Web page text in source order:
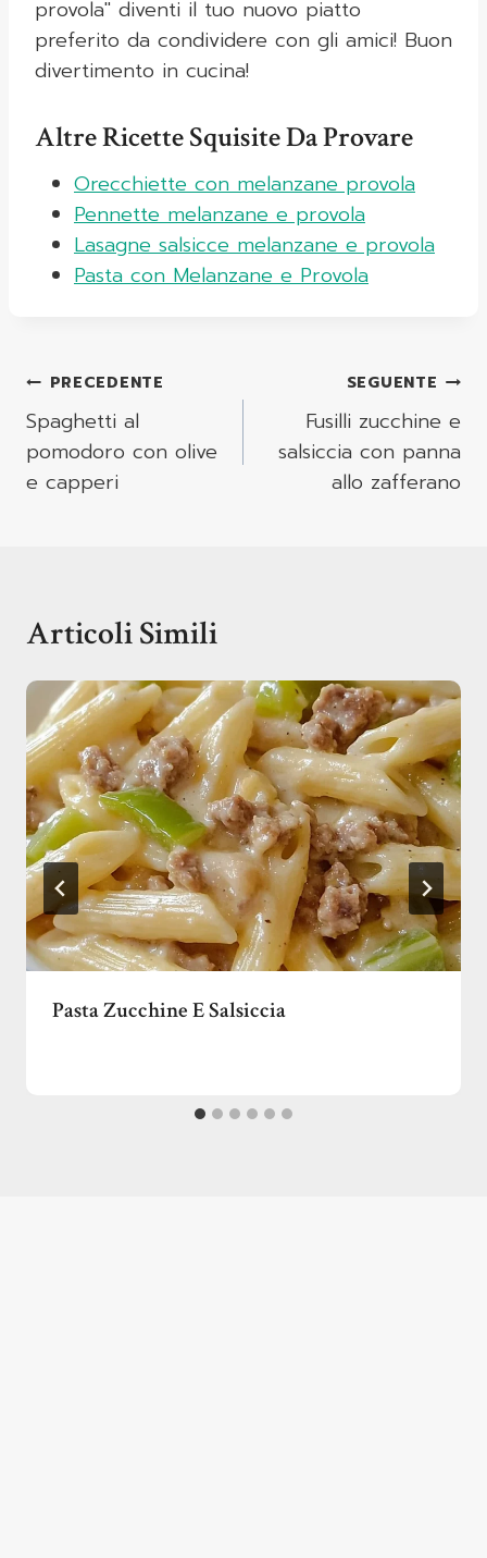
provola" diventi il tuo nuovo piatto
preferito da condividere con gli amici! Buon
divertimento in cucina!
Altre Ricette Squisite Da Provare
Orecchiette con melanzane provola
Pennette melanzane e provola
Lasagne salsicce melanzane e provola
Pasta con Melanzane e Provola
Navigazione
Articoli
PRECEDENTE
Spaghetti al
pomodoro con olive
e capperi
SEGUENTE
Fusilli zucchine e
salsiccia con panna
allo zafferano
Articoli Simili
Pasta Zucchine E Salsiccia